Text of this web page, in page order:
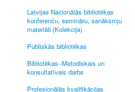
Latvijas Nacionālās bibliotēkas
konferenču, semināru, sanāksmju
materiāli (Kolekcija)
Publiskās bibliotēkas
Bibliotēkas--Metodiskais un
konsultatīvais darbs
Profesionālās kvalifikācijas